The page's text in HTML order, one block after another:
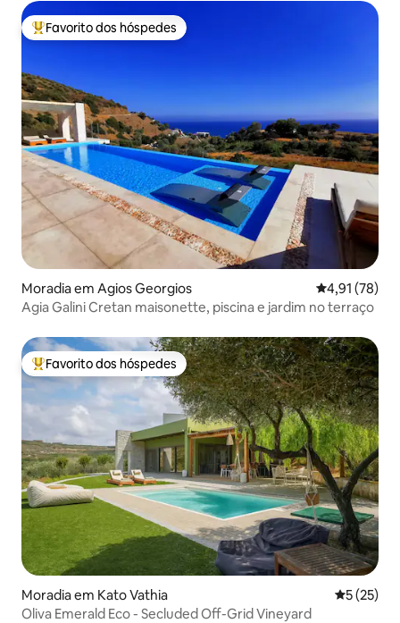
Favoritos dos hóspedes mais apreciados
Favorito dos hóspedes
Moradia em Agios Georgios Classificação
4,91 (78)
Agia Galini Cretan maisonette, piscina e jardim no terraço
Favoritos dos hóspedes mais apreciados
Favorito dos hóspedes
Moradia em Kato Vathia
5 (25)
Oliva Emerald Eco - Secluded Off-Grid Vineyard